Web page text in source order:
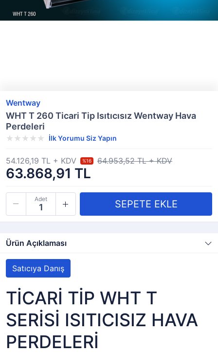
Wentway
WHT T 260 Ticari Tip Isıtıcısız Wentway Hava
Perdeleri
İlk Yorumu Siz Yapın
63.868,91 TL
54.126,19 TL + KDV %16 64.953,52 TL + KDV
Adet
Ürün Açıklaması
Satıcıya Danış
TİCARİ TİP WHT T
SERİSİ ISITICISIZ HAVA
PERDELERİ